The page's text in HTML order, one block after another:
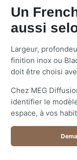
Un
aussi
Largeur,
finition inox ou
doit être choisi
Chez MEG
identifier le
espace, à vos